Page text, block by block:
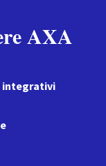
AXA
integrativi